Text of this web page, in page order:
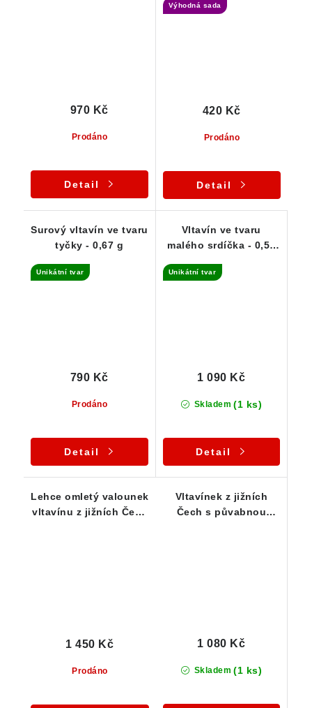
Prodáno
970 Kč
Detail
Výhodná sada
Prodáno
420 Kč
Detail
Surový vltavín ve tvaru
tyčky - 0,67 g
Unikátní tvar
Prodáno
790 Kč
Detail
Vltavín ve tvaru
malého srdíčka - 0,52
Unikátní tvar
Skladem (1 ks)
1 090 Kč
Detail
Lehce omletý valounek
vltavínu z jižních Čech
Prodáno
1 450 Kč
Vltavínek z jižních
Čech s půvabnou
Skladem (1 ks)
1 080 Kč